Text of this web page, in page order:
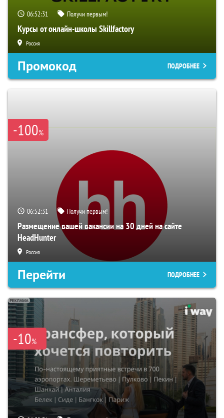
06:52:29 Получи первым!
Курсы от онлайн-школы Skillfactory
Россия
Промокод ПОДРОБНЕЕ
-100%
06:52:29 Получи первым!
Размещение вашей вакансии на 30 дней на сайте
HeadHunter
Россия
Перейти ПОДРОБНЕЕ
-10%